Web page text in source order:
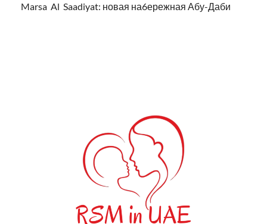
Marsa Al Saadiyat: новая на6ережная Абу-Даби